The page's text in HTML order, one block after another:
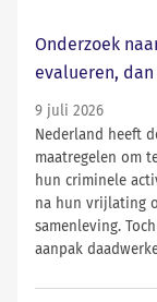
Onderzoek
evalueren,
9 juli 2026
Nederland heeft
maatregelen om
hun criminele
na hun vrijlating
samenleving.
aanpak